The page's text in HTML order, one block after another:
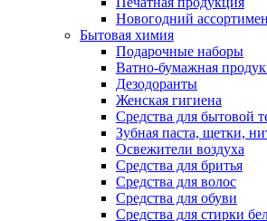
Новогодний
Бытовая химия
Подарочные наборы
Ватно-бумажная
Дезодоранты
Женская гигиена
Средства для бытовой
Зубная паста, щетки,
Освежители воздуха
Средства для бритья
Средства для волос
Средства для обуви
Средства для стирки